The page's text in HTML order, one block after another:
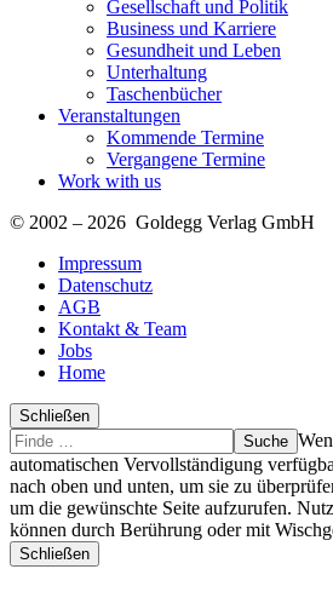
Gesellschaft und Politik
Business und Karriere
Gesundheit und Leben
Unterhaltung
Taschenbücher
Veranstaltungen
Kommende Termine
Vergangene Termine
Work with us
© 2002 – 2026 Goldegg Verlag GmbH
Impressum
Datenschutz
AGB
Kontakt & Team
Jobs
Home
Schließen
Suche
Finde
…
automatischen Vervollständigung
nach oben und unten, um sie zu
um die gewünschte Seite aufzurufen.
können durch Berührung oder mit
Schließen